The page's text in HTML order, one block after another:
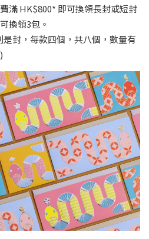
滿 HK$800* 即可換領長封或短封
換領3包。
封，每款四個，共八個，數量有